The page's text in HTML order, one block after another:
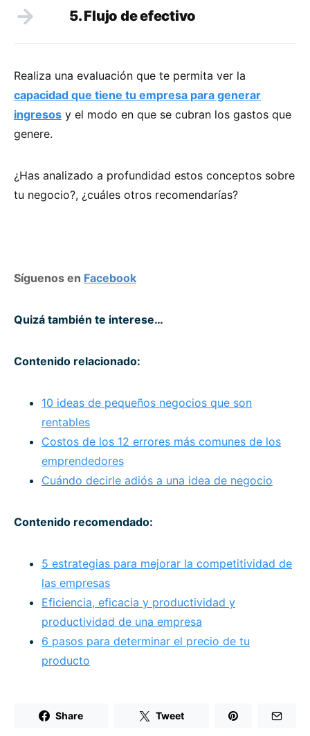
5. Flujo de efectivo
Realiza una evaluación que te permita ver la
capacidad que tiene tu empresa para generar
ingresos y el modo en que se cubran los gastos que
genere.
¿Has analizado a profundidad estos conceptos sobre
tu negocio?, ¿cuáles otros recomendarías?
Síguenos en Facebook
Quizá también te interese…
Contenido relacionado:
10 ideas de pequeños negocios que son
rentables
Costos de los 12 errores más comunes de los
emprendedores
Cuándo decirle adiós a una idea de negocio
Contenido recomendado:
5 estrategias para mejorar la competitividad de
las empresas
Eficiencia, eficacia y productividad y
productividad de una empresa
6 pasos para determinar el precio de tu
producto
Share Tweet